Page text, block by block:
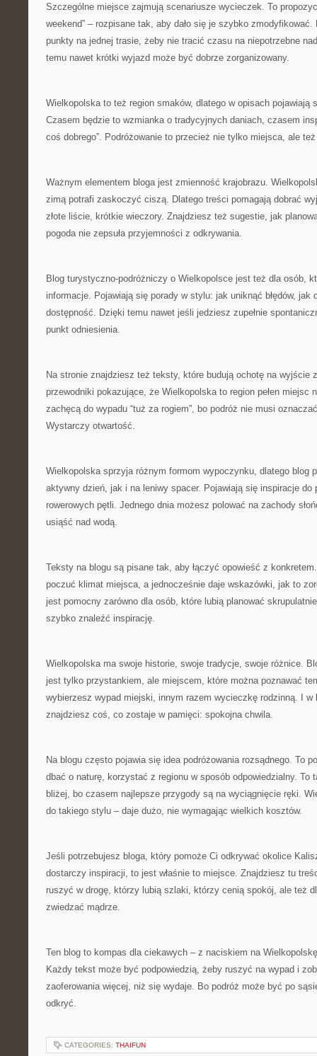
Szczególne miejsce zajmują scenariusze wycieczek. To
weekend” – rozpisane tak, aby dało się je szybko zmodyfikować.
punkty na jednej trasie, żeby nie tracić czasu na niepotrzebne
temu nawet krótki wyjazd może być dobrze zorganizowany.
Wielkopolska to też region smaków, dlatego w opisach pojawiają
Czasem będzie to wzmianka o tradycyjnych daniach, czasem
coś dobrego”. Podróżowanie to przecież nie tylko miejsca, ale
Ważnym elementem bloga jest zmienność krajobrazu.
zimą potrafi zaskoczyć ciszą. Dlatego treści pomagają dobrać
złote liście, krótkie wieczory. Znajdziesz też sugestie, jak
pogoda nie zepsuła przyjemności z odkrywania.
Blog turystyczno-podróżniczy o Wielkopolsce jest też dla osób,
informacje. Pojawiają się porady w stylu: jak uniknąć błędów, jak
dostępność. Dzięki temu nawet jeśli jedziesz zupełnie
punkt odniesienia.
Na stronie znajdziesz też teksty, które budują ochotę na wyjście
przewodniki pokazujące, że Wielkopolska to region pełen miejsc
zachęcą do wypadu “tuż za rogiem”, bo podróż nie musi
Wystarczy otwartość.
Wielkopolska sprzyja różnym formom wypoczynku, dlatego blog
aktywny dzień, jak i na leniwy spacer. Pojawiają się inspiracje do
rowerowych pętli. Jednego dnia możesz polować na zachody
usiąść nad wodą.
Teksty na blogu są pisane tak, aby łączyć opowieść z
poczuć klimat miejsca, a jednocześnie daje wskazówki, jak to
jest pomocny zarówno dla osób, które lubią planować
szybko znaleźć inspirację.
Wielkopolska ma swoje historie, swoje tradycje, swoje różnice.
jest tylko przystankiem, ale miejscem, które można poznawać
wybierzesz wypad miejski, innym razem wycieczkę rodzinną. I
znajdziesz coś, co zostaje w pamięci: spokojna chwila.
Na blogu często pojawia się idea podróżowania rozsądnego. To
dbać o naturę, korzystać z regionu w sposób odpowiedzialny. To
bliżej, bo czasem najlepsze przygody są na wyciągnięcie ręki.
do takiego stylu – daje dużo, nie wymagając wielkich kosztów.
Jeśli potrzebujesz bloga, który pomoże Ci odkrywać okolice
dostarczy inspiracji, to jest właśnie to miejsce. Znajdziesz tu
ruszyć w drogę, którzy lubią szlaki, którzy cenią spokój, ale też
zwiedzać mądrze.
Ten blog to kompas dla ciekawych – z naciskiem na
Każdy tekst może być podpowiedzią, żeby ruszyć na wypad i
zaoferowania więcej, niż się wydaje. Bo podróż może być po
odkryć.
CATEGORIES: THAIFUN